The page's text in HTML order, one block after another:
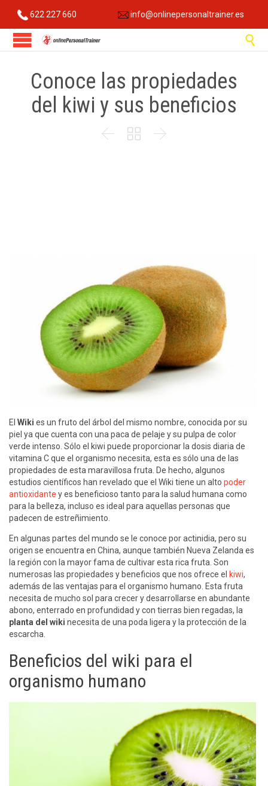
622 227 660 info@onlinepersonaltrainer.es

Conoce las propiedades
del kiwi y sus beneficios
  
El Wiki es un fruto del árbol del mismo nombre, conocida por su
piel ya que cuenta con una paca de pelaje y su pulpa de color
verde intenso. Sólo el kiwi puede proporcionar la dosis diaria de
vitamina C que el organismo necesita, esta es sólo una de las
propiedades de esta maravillosa fruta. De hecho, algunos
estudios científicos han revelado que el Wiki tiene un alto poder
antioxidante y es beneficioso tanto para la salud humana como
para la belleza, incluso es ideal para aquellas personas que
padecen de estreñimiento.
En algunas partes del mundo se le conoce por actinidia, pero su
origen se encuentra en China, aunque también Nueva Zelanda es
la región con la mayor fama de cultivar esta rica fruta. Son
numerosas las propiedades y beneficios que nos ofrece el kiwi,
además de las ventajas para el organismo humano. Esta fruta
necesita de mucho sol para crecer y desarrollarse en abundante
abono, enterrado en profundidad y con tierras bien regadas, la
planta del wiki necesita de una poda ligera y la protección de la
escarcha.
Beneficios del wiki para el
organismo humano